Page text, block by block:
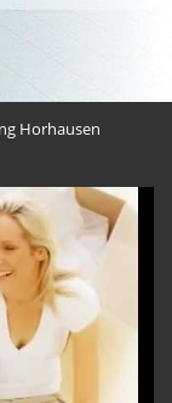
Horhausen